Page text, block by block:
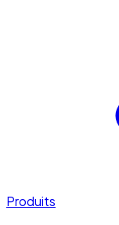
Produits